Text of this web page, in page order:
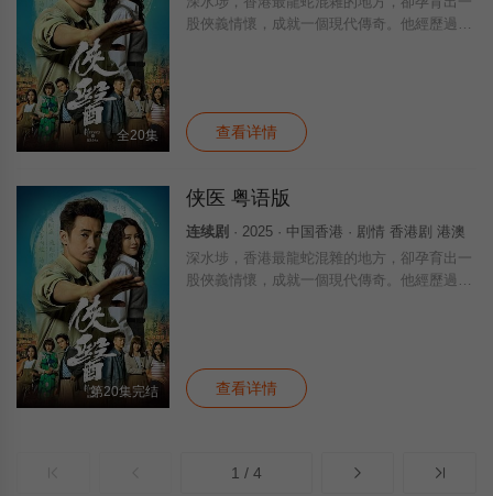
全20集
股俠義情懷，成就一個現代傳奇。他經歷過死
查看详情
第20集完结
侠医 粤语版
连续剧 · 2025 · 中国香港 · 剧情 香港剧 港澳
深水埗，香港最龍蛇混雜的地方，卻孕育出一
股俠義情懷，成就一個現代傳奇。他經歷過死
查看详情
1 / 4